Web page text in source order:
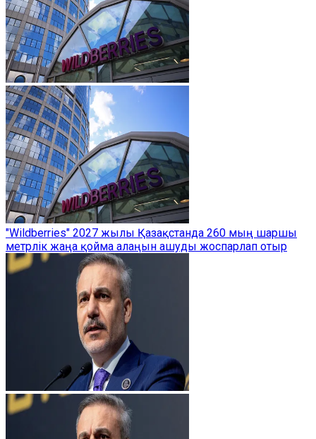
"Wildberries" 2027 жылы Қазақстанда 260 мың шаршы
метрлік жаңа қойма алаңын ашуды жоспарлап отыр